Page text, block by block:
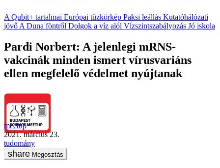
A Qubit+ tartalmai Európai tűzkörkép Paksi leállás Kutatóhálózati
jövő A Duna föntről Dolgok a víz alól Vízszintszabályozás Jó iskola
Pardi Norbert: A jelenlegi mRNS-
vakcinák minden ismert vírusvariáns
ellen megfelelő védelmet nyújtanak
meetup
2021. március 23.
tudomány
Megosztás